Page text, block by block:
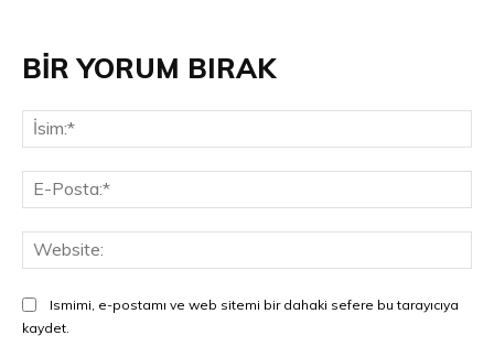
BİR YORUM BIRAK
Ismimi, e-postamı ve web sitemi bir dahaki sefere bu tarayıcıya
kaydet.